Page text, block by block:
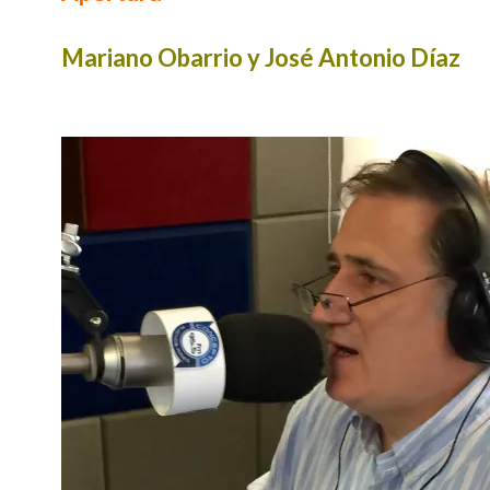
Mariano Obarrio y José Antonio Díaz